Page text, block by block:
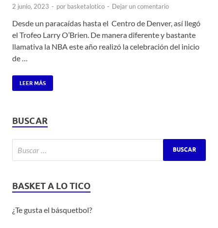
2 junio, 2023 - por basketalotico - Dejar un comentario
Desde un paracaídas hasta el Centro de Denver, así llegó
el Trofeo Larry O’Brien. De manera diferente y bastante
llamativa la NBA este año realizó la celebración del inicio
de …
LEER MÁS
BUSCAR
BASKET A LO TICO
¿Te gusta el básquetbol?